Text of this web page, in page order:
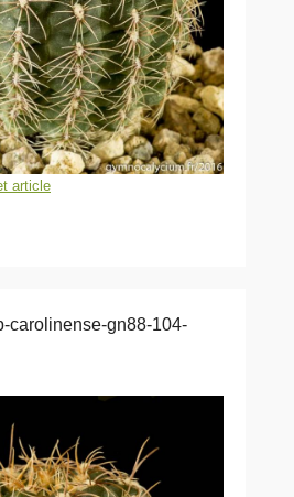
article
carolinense-gn88-104-